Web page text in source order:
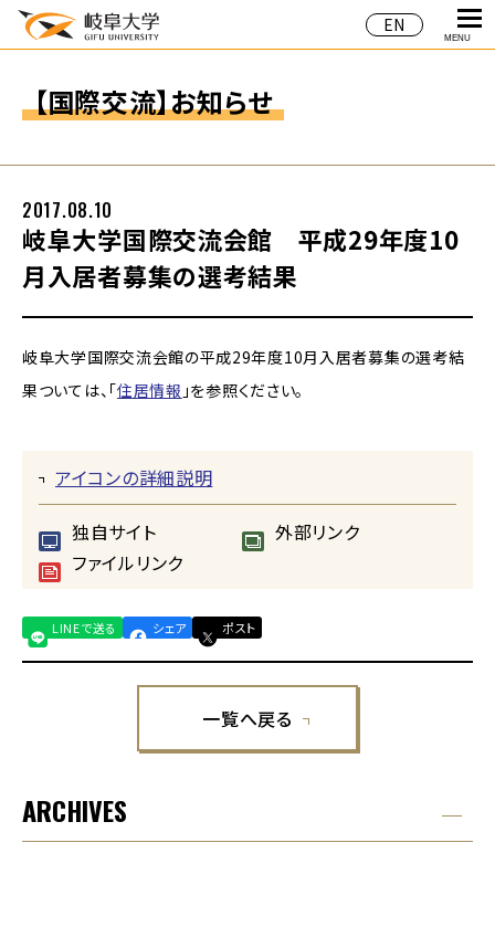
EN
MENU
【国際交流】お知らせ
岐阜大学国際交流会館 平成29年度10
月入居者募集の選考結果
2017.08.10
岐阜大学国際交流会館の平成29年度10月入居者募集の選考結
果ついては、「住居情報 」を参照ください。
アイコンの詳細説明
独自サイト
外部リンク
ファイルリンク
LINEで送る シェア ポスト
一覧へ戻る
ARCHIVES